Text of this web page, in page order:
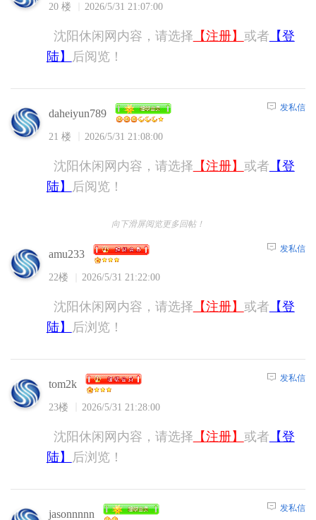
20 楼 2026/5/31 21:07:00
沈阳休闲网内容，请选择 【注册】 或者 【登
陆】
后阅览！
daheiyun789
21 楼 2026/5/31 21:08:00
发私信
沈阳休闲网内容，请选择 【注册】 或者 【登
陆】
后阅览！
向下滑屏阅览更多回帖！
amu233
22楼 2026/5/31 21:22:00
发私信
沈阳休闲网内容，请选择 【注册】 或者 【登
陆】
后浏览！
tom2k
23楼 2026/5/31 21:28:00
发私信
沈阳休闲网内容，请选择 【注册】 或者 【登
陆】
后浏览！
jasonnnnn 发私信